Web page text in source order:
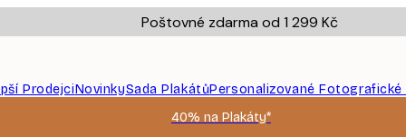
Poštovné zdarma od 1 299 Kč
ProdejciNovinkySada PlakátůPersonalizované Fotografické
40% na Plakáty*